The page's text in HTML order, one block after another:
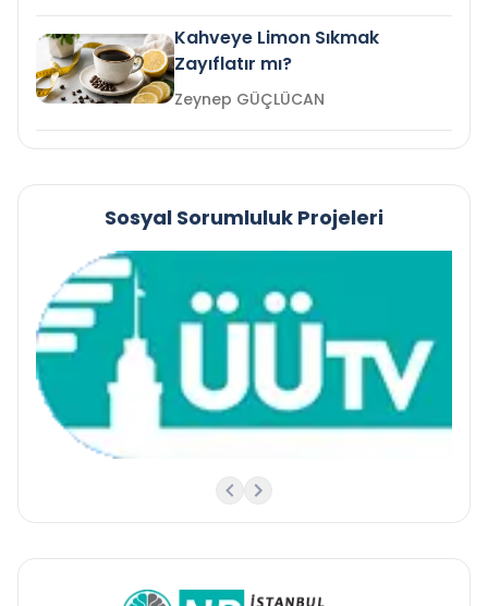
Kahveye Limon Sıkmak
Zayıflatır mı?
Zeynep GÜÇLÜCAN
Sosyal Sorumluluk Projeleri